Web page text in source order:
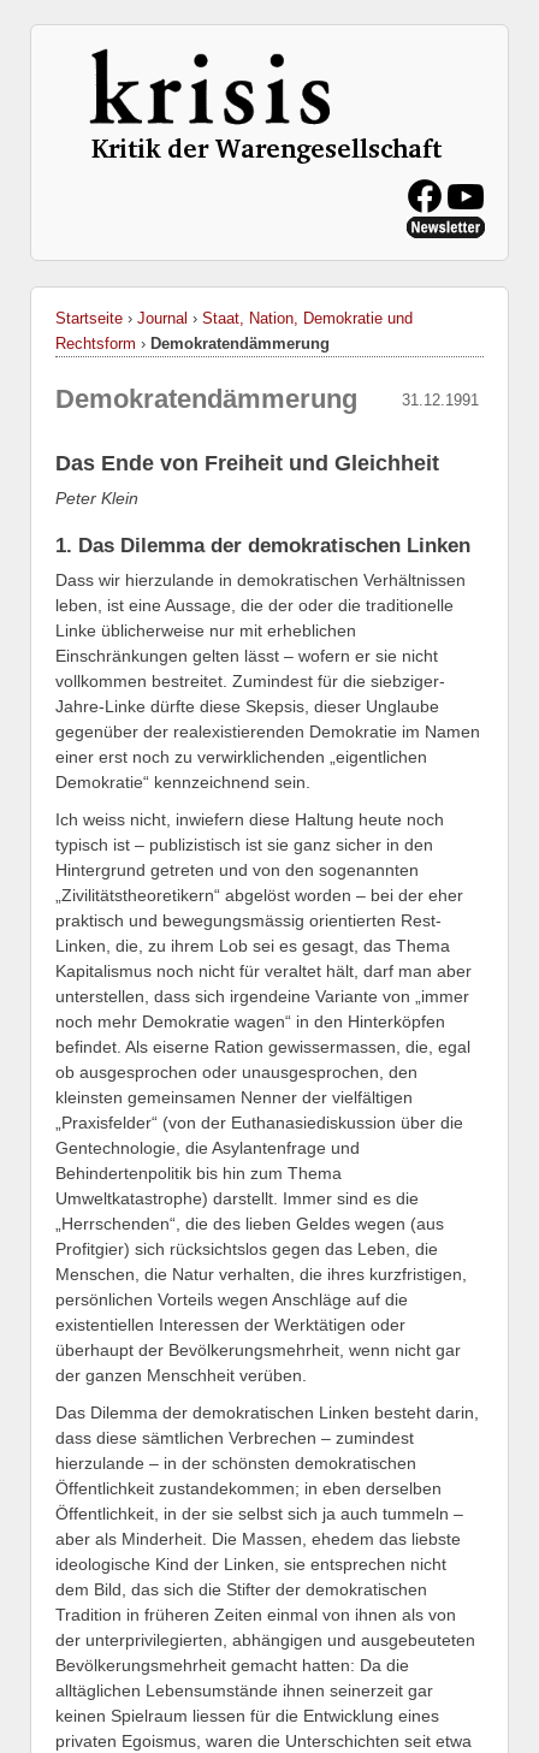
Startseite › Journal › Staat, Nation, Demokratie und
Rechtsform › Demokratendämmerung
31.12.1991
Demokratendämmerung
Das Ende von Freiheit und Gleichheit
Peter Klein
1. Das Dilemma der demokratischen Linken
Dass wir hierzulande in demokratischen Verhältnissen
leben, ist eine Aussage, die der oder die traditionelle
Linke üblicherweise nur mit erheblichen
Einschränkungen gelten lässt – wofern er sie nicht
vollkommen bestreitet. Zumindest für die siebziger-
Jahre-Linke dürfte diese Skepsis, dieser Unglaube
gegenüber der realexistierenden Demokratie im Namen
einer erst noch zu verwirklichenden „eigentlichen
Demokratie“ kennzeichnend sein.
Ich weiss nicht, inwiefern diese Haltung heute noch
typisch ist – publizistisch ist sie ganz sicher in den
Hintergrund getreten und von den sogenannten
„Zivilitätstheoretikern“ abgelöst worden – bei der eher
praktisch und bewegungsmässig orientierten Rest-
Linken, die, zu ihrem Lob sei es gesagt, das Thema
Kapitalismus noch nicht für veraltet hält, darf man aber
unterstellen, dass sich irgendeine Variante von „immer
noch mehr Demokratie wagen“ in den Hinterköpfen
befindet. Als eiserne Ration gewissermassen, die, egal
ob ausgesprochen oder unausgesprochen, den
kleinsten gemeinsamen Nenner der vielfältigen
„Praxisfelder“ (von der Euthanasiediskussion über die
Gentechnologie, die Asylantenfrage und
Behindertenpolitik bis hin zum Thema
Umweltkatastrophe) darstellt. Immer sind es die
„Herrschenden“, die des lieben Geldes wegen (aus
Profitgier) sich rücksichtslos gegen das Leben, die
Menschen, die Natur verhalten, die ihres kurzfristigen,
persönlichen Vorteils wegen Anschläge auf die
existentiellen Interessen der Werktätigen oder
überhaupt der Bevölkerungsmehrheit, wenn nicht gar
der ganzen Menschheit verüben.
Das Dilemma der demokratischen Linken besteht darin,
dass diese sämtlichen Verbrechen – zumindest
hierzulande – in der schönsten demokratischen
Öffentlichkeit zustandekommen; in eben derselben
Öffentlichkeit, in der sie selbst sich ja auch tummeln –
aber als Minderheit. Die Massen, ehedem das liebste
ideologische Kind der Linken, sie entsprechen nicht
dem Bild, das sich die Stifter der demokratischen
Tradition in früheren Zeiten einmal von ihnen als von
der unterprivilegierten, abhängigen und ausgebeuteten
Bevölkerungsmehrheit gemacht hatten: Da die
alltäglichen Lebensumstände ihnen seinerzeit gar
keinen Spielraum liessen für die Entwicklung eines
privaten Egoismus, waren die Unterschichten seit etwa